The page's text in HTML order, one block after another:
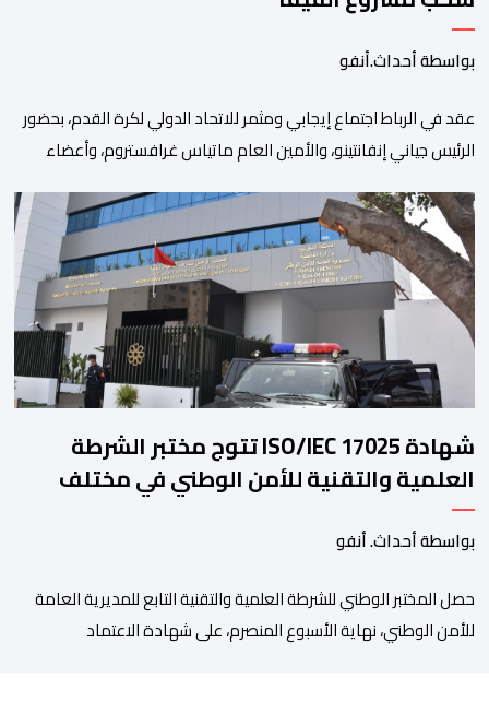
بواسطة أحداث.أنفو
عقد في الرباط اجتماع إيجابي ومثمر للاتحاد الدولي لكرة القدم، بحضور
الرئيس جياني إنفانتينو، والأمين العام ماتياس غرافستروم، وأعضاء
العمل الداخلي. ​وشهد اللقاء تجديد الثقة المتبادلة بين القيادة التنفيذية
للاتحاد، حيث أكد المجتمعون دعمهم الكامل للرئيس إنفانتينو باعتباره
المسؤول الوحيد المباشر والمنتخب من قِبل 211 اتحادا […]
شهادة ISO/IEC 17025 تتوج مختبر الشرطة
العلمية والتقنية للأمن الوطني في مختلف
الخبرات الجنائية
بواسطة أحداث. أنفو
حصل المختبر الوطني للشرطة العلمية والتقنية التابع للمديرية العامة
للأمن الوطني، نهاية الأسبوع المنصرم، على شهادة الاعتماد